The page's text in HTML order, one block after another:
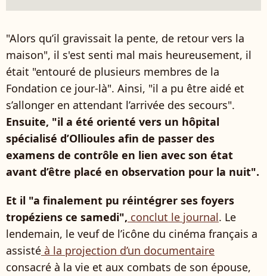
"Alors qu’il gravissait la pente, de retour vers la
maison", il s'est senti mal mais heureusement, il
était "entouré de plusieurs membres de la
Fondation ce jour-là". Ainsi, "il a pu être aidé et
s’allonger en attendant l’arrivée des secours".
Ensuite, "il a été orienté vers un hôpital
spécialisé d’Ollioules afin de passer des
examens de contrôle en lien avec son état
avant d’être placé en observation pour la nuit".
Et il "a finalement pu réintégrer ses foyers
tropéziens ce samedi", conclut le journal. Le
lendemain, le veuf de l’icône du cinéma français a
assisté à la projection d’un documentaire
consacré à la vie et aux combats de son épouse,